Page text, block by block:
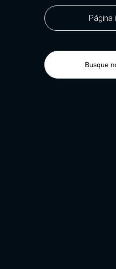
Página